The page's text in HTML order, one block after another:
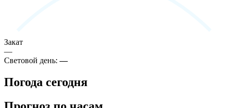
Закат
—
Световой день:—
Погода сегодня